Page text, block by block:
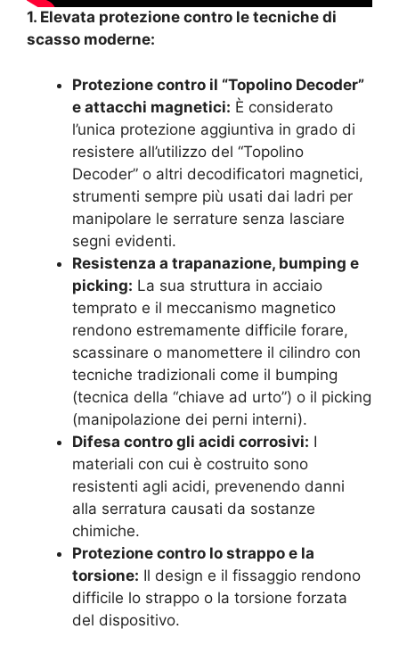
1. Elevata protezione contro le tecniche di
scasso moderne:
Protezione contro il “Topolino Decoder”
e attacchi magnetici: È considerato
l’unica protezione aggiuntiva in grado di
resistere all’utilizzo del “Topolino
Decoder” o altri decodificatori magnetici,
strumenti sempre più usati dai ladri per
manipolare le serrature senza lasciare
segni evidenti.
Resistenza a trapanazione, bumping e
picking: La sua struttura in acciaio
temprato e il meccanismo magnetico
rendono estremamente difficile forare,
scassinare o manomettere il cilindro con
tecniche tradizionali come il bumping
(tecnica della “chiave ad urto”) o il picking
(manipolazione dei perni interni).
Difesa contro gli acidi corrosivi: I
materiali con cui è costruito sono
resistenti agli acidi, prevenendo danni
alla serratura causati da sostanze
chimiche.
Protezione contro lo strappo e la
torsione: Il design e il fissaggio rendono
difficile lo strappo o la torsione forzata
del dispositivo.